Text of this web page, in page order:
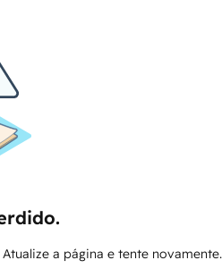
a página e tente novamente.